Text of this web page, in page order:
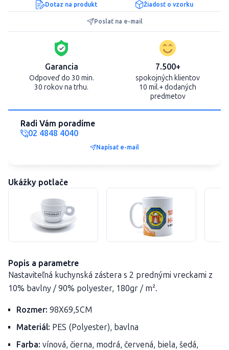
Dotaz na produkt Žiadosť o vzorku
Poslať na e-mail
Garancia
Odpoveď do 30 min.
30 rokov na trhu.
7.500+
spokojných klientov
10 mil.+ dodaných
predmetov
Radi Vám poradíme
02 4848 4040
Napísať e-mail
Ukážky potlače
Popis a parametre
Nastaviteľná kuchynská zástera s 2 prednými vreckami z
10% bavlny / 90% polyester, 180gr / m².
Rozmer: 98X69,5CM
Materiál: PES (Polyester), bavlna
Farba: vínová, čierna, modrá, červená, biela, šedá,